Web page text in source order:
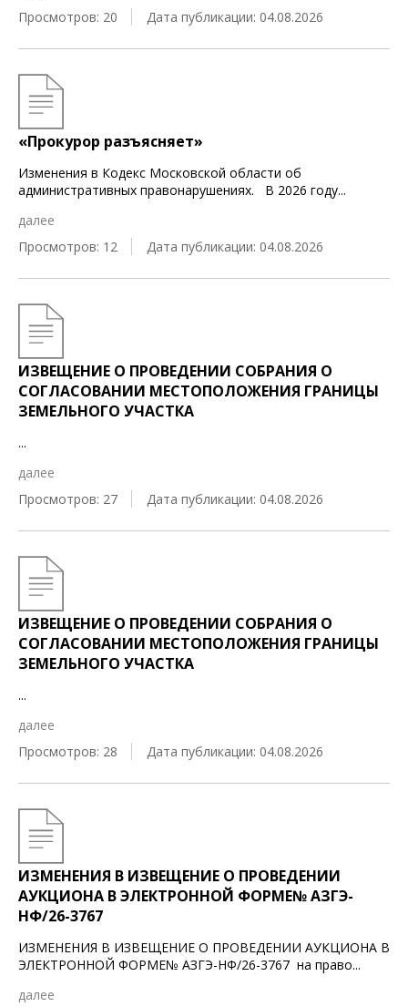
Просмотров: 20
Дата публикации: 04.08.2026
«Прокурор разъясняет»
Изменения в Кодекс Московской области об
административных правонарушениях. В 2026 году...
далее
Просмотров: 12
Дата публикации: 04.08.2026
ИЗВЕЩЕНИЕ О ПРОВЕДЕНИИ СОБРАНИЯ О
СОГЛАСОВАНИИ МЕСТОПОЛОЖЕНИЯ ГРАНИЦЫ
ЗЕМЕЛЬНОГО УЧАСТКА
...
далее
Просмотров: 27
Дата публикации: 04.08.2026
ИЗВЕЩЕНИЕ О ПРОВЕДЕНИИ СОБРАНИЯ О
СОГЛАСОВАНИИ МЕСТОПОЛОЖЕНИЯ ГРАНИЦЫ
ЗЕМЕЛЬНОГО УЧАСТКА
...
далее
Просмотров: 28
Дата публикации: 04.08.2026
ИЗМЕНЕНИЯ В ИЗВЕЩЕНИЕ О ПРОВЕДЕНИИ
АУКЦИОНА В ЭЛЕКТРОННОЙ ФОРМЕ№ АЗГЭ-
НФ/26-3767
ИЗМЕНЕНИЯ В ИЗВЕЩЕНИЕ О ПРОВЕДЕНИИ АУКЦИОНА В
ЭЛЕКТРОННОЙ ФОРМЕ№ АЗГЭ-НФ/26-3767 на право...
далее